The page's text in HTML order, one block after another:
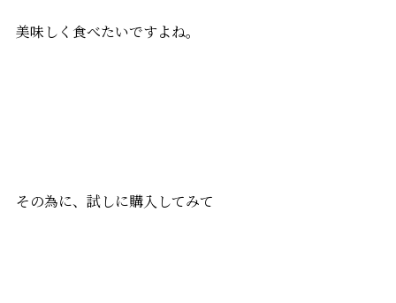
美味しく食べたいですよね。
その為に、試しに購入してみて